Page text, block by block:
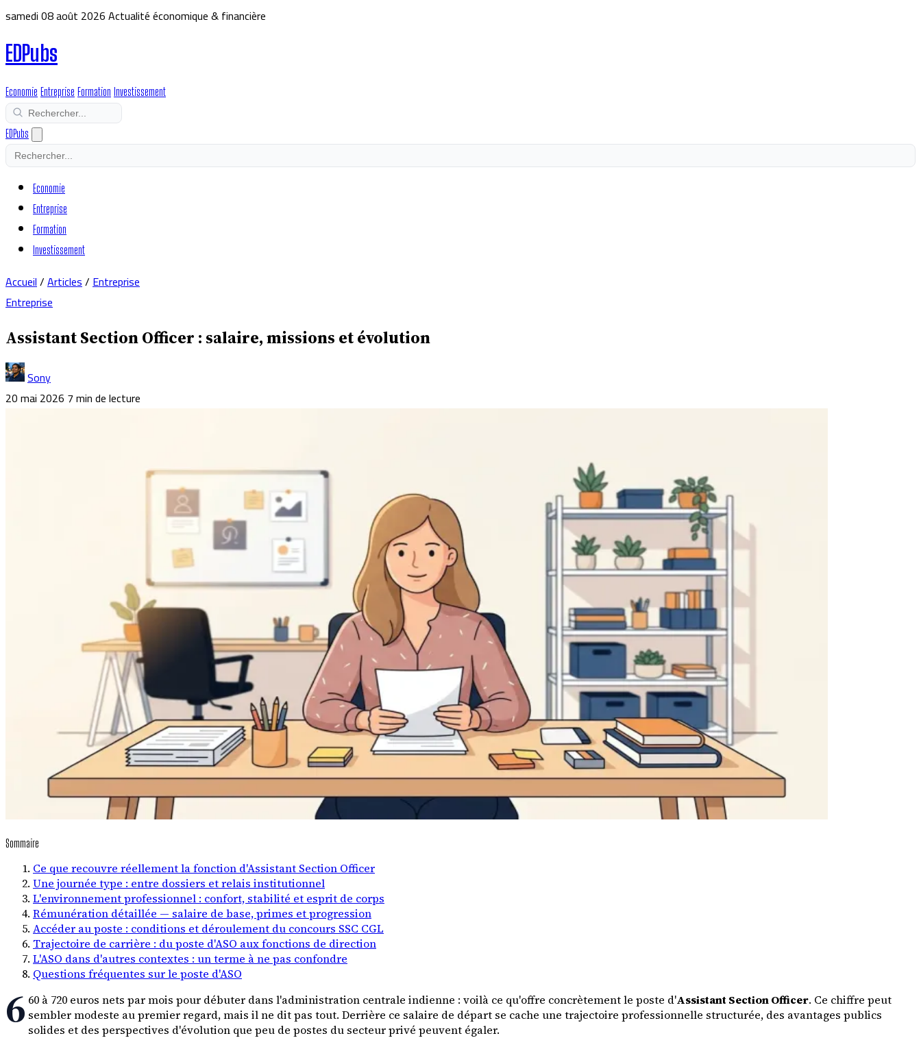
samedi 08 août 2026Actualité économique & financière
EDPubs
Economie Entreprise Formation Investissement
EDPubs
Economie
Entreprise
Formation
Investissement
Accueil/Articles/Entreprise
Entreprise
Assistant Section Officer : salaire, missions et évolution
Sony
20 mai 2026 7 min de lecture
Sommaire
Ce que recouvre réellement la fonction d'Assistant Section Officer
Une journée type : entre dossiers et relais institutionnel
L'environnement professionnel : confort, stabilité et esprit de corps
Rémunération détaillée — salaire de base, primes et progression
Accéder au poste : conditions et déroulement du concours SSC CGL
Trajectoire de carrière : du poste d'ASO aux fonctions de direction
L'ASO dans d'autres contextes : un terme à ne pas confondre
Questions fréquentes sur le poste d'ASO
6 60 à 720 euros nets par mois pour débuter dans l'administration centrale indienne : voilà ce qu'offre concrètement le poste d'Assistant Section Officer. Ce chiffre peut
sembler modeste au premier regard, mais il ne dit pas tout. Derrière ce salaire de départ se cache une trajectoire professionnelle structurée, des avantages publics
solides et des perspectives d'évolution que peu de postes du secteur privé peuvent égaler.